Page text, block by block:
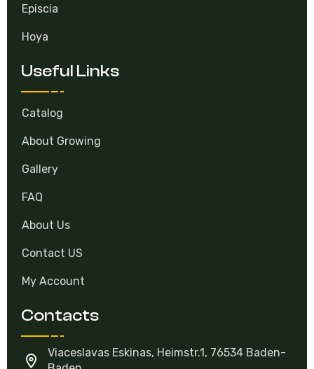
Episcia
Hoya
Useful Links
Catalog
About Growing
Gallery
FAQ
About Us
Contact US
My Account
Contacts
Viaceslavas Eskinas, Heimstr.1, 76534 Baden-